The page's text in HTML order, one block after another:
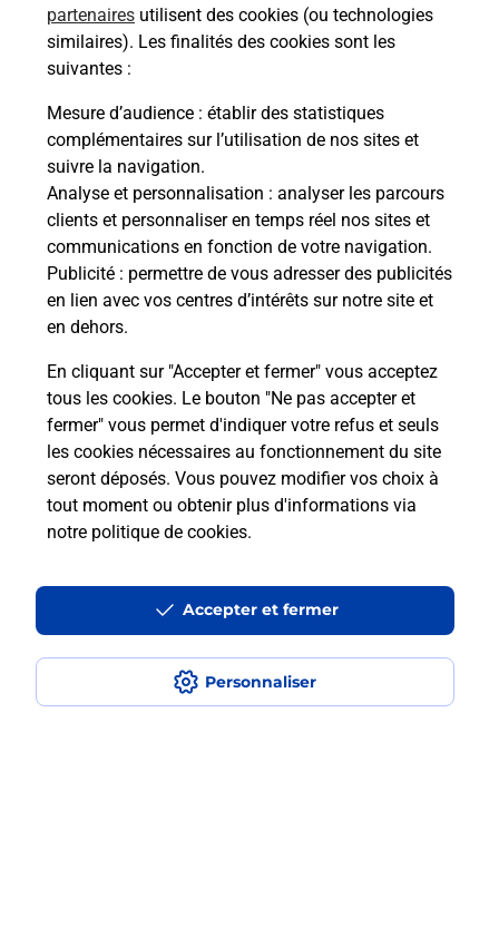
partenaires utilisent des cookies (ou technologies
similaires). Les finalités des cookies sont les
suivantes :
Mesure d’audience : établir des statistiques
complémentaires sur l’utilisation de nos sites et
suivre la navigation.
Analyse et personnalisation : analyser les parcours
clients et personnaliser en temps réel nos sites et
communications en fonction de votre navigation.
Publicité : permettre de vous adresser des publicités
en lien avec vos centres d’intérêts sur notre site et
en dehors.
En cliquant sur "Accepter et fermer" vous acceptez
tous les cookies. Le bouton "Ne pas accepter et
fermer" vous permet d'indiquer votre refus et seuls
les cookies nécessaires au fonctionnement du site
seront déposés. Vous pouvez modifier vos choix à
tout moment ou obtenir plus d'informations via
notre politique de cookies.
Personnaliser
Accepter et fermer
En savoir plus
Envoyer un colis
HAVRE SANVIC (76620) ? Découvrez toutes les
solutions proposées par La Poste.
En savoir plus
Quel est le prix d’une numérisation ?